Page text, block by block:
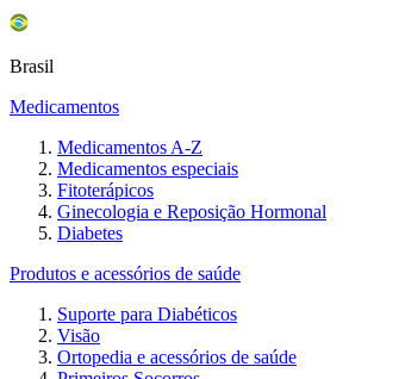
Brasil
Medicamentos
Medicamentos A-Z
Medicamentos especiais
Fitoterápicos
Ginecologia e Reposição Hormonal
Diabetes
Produtos e acessórios de saúde
Suporte para Diabéticos
Visão
Ortopedia e acessórios de saúde